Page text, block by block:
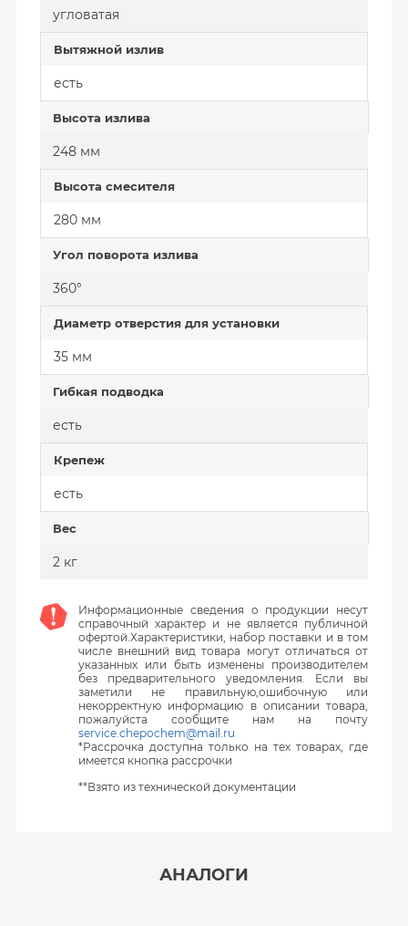
угловатая
Вытяжной излив
есть
Высота излива
248 мм
Высота смесителя
280 мм
Угол поворота излива
360°
Диаметр отверстия для установки
35 мм
Гибкая подводка
есть
Крепеж
есть
Вес
2 кг
Информационные сведения о продукции несут
справочный характер и не является публичной
офертой.Характеристики, набор поставки и в том
числе внешний вид товара могут отличаться от
указанных или быть изменены производителем
без предварительного уведомления. Если вы
заметили не правильную,ошибочную или
некорректную информацию в описании товара,
пожалуйста сообщите нам на почту
service.chepochem@mail.ru
*Рассрочка доступна только на тех товарах, где
имеется кнопка рассрочки
**Взято из технической документации
АНАЛОГИ